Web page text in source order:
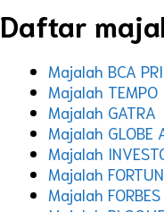
Daftar
Majalah BCA
Majalah TEMPO
Majalah GATRA
Majalah GLOBE
Majalah
Majalah
Majalah